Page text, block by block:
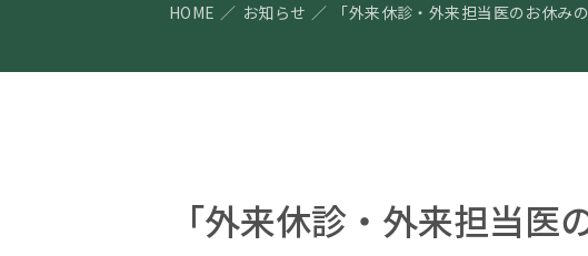
HOME お知らせ 「外来休診・外来担当医のお休み
「外来休診・外来担当医